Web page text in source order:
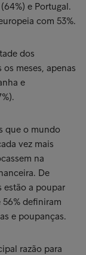
e Portugal.
com 53%.
dos
meses, apenas
e
que o mundo
vez mais
na
De
estão a poupar
definiram
e poupanças.
razão para